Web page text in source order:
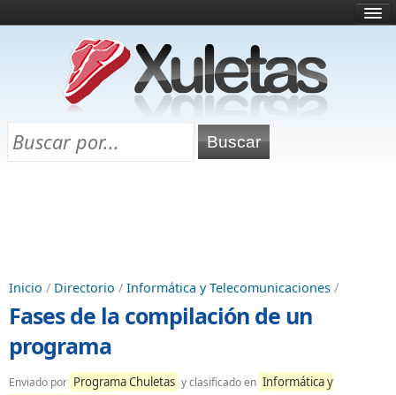
¿Qué es esto?
Directorio
Chuletas para exámenes
Inicio / Directorio / Informática y Telecomunicaciones /
Fases de la compilación de un
programa
Enviado por Programa Chuletas y clasificado en Informática y